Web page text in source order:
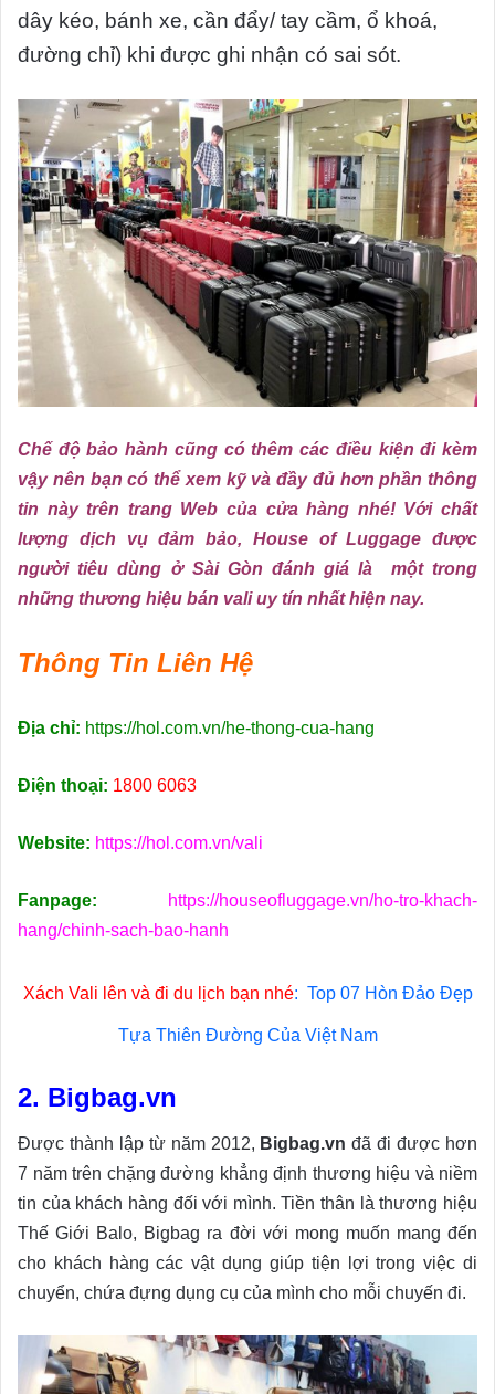
dây kéo, bánh xe, cần đẩy/ tay cầm, ổ khoá,
đường chỉ) khi được ghi nhận có sai sót.
Chế độ bảo hành cũng có thêm các điều kiện đi kèm
vậy nên bạn có thể xem kỹ và đầy đủ hơn phần thông
tin này trên trang Web của cửa hàng nhé! Với chất
lượng dịch vụ đảm bảo, House of Luggage được
người tiêu dùng ở Sài Gòn đánh giá là một trong
những thương hiệu bán vali uy tín nhất hiện nay.
Thông Tin Liên Hệ
Địa chỉ: https://hol.com.vn/he-thong-cua-hang
Điện thoại: 1800 6063
Website: https://hol.com.vn/vali
Fanpage:
https://houseofluggage.vn/ho-tro-khach-
hang/chinh-sach-bao-hanh
Xách Vali lên và đi du lịch bạn nhé: Top 07 Hòn Đảo Đẹp
Tựa Thiên Đường Của Việt Nam
2. Bigbag.vn
Được thành lập từ năm 2012, Bigbag.vn đã đi được hơn
7 năm trên chặng đường khẳng định thương hiệu và niềm
tin của khách hàng đối với mình. Tiền thân là thương hiệu
Thế Giới Balo, Bigbag ra đời với mong muốn mang đến
cho khách hàng các vật dụng giúp tiện lợi trong việc di
chuyển, chứa đựng dụng cụ của mình cho mỗi chuyến đi.